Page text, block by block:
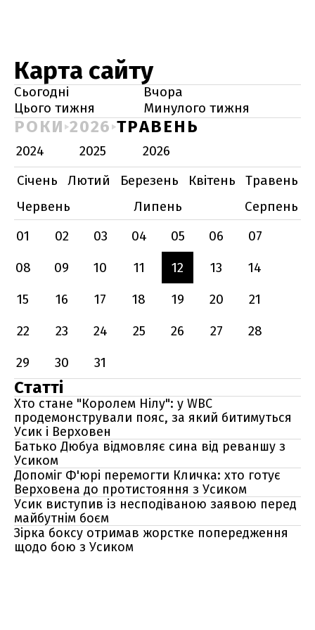
Карта сайту
Сьогодні
Вчора
Цього тижня
Минулого тижня
РОКИ 2026 ТРАВЕНЬ
2024 2025
2026
Січень
Лютий Березень Квітень
Травень
Червень
Липень
Серпень
01
02 03 04 05 06
07
08
09 10 11 12 13
14
15
16 17 18 19 20
21
22
23 24 25 26 27
28
29
30 31
Статті
Хто стане "Королем Нілу": у WBC
продемонстрували пояс, за який битимуться
Усик і Верховен
Батько Дюбуа відмовляє сина від реваншу з
Усиком
Допоміг Ф'юрі перемогти Кличка: хто готує
Верховена до протистояння з Усиком
Усик виступив із несподіваною заявою перед
майбутнім боєм
Зірка боксу отримав жорстке попередження
щодо бою з Усиком